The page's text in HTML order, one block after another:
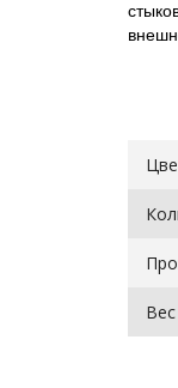
Вес